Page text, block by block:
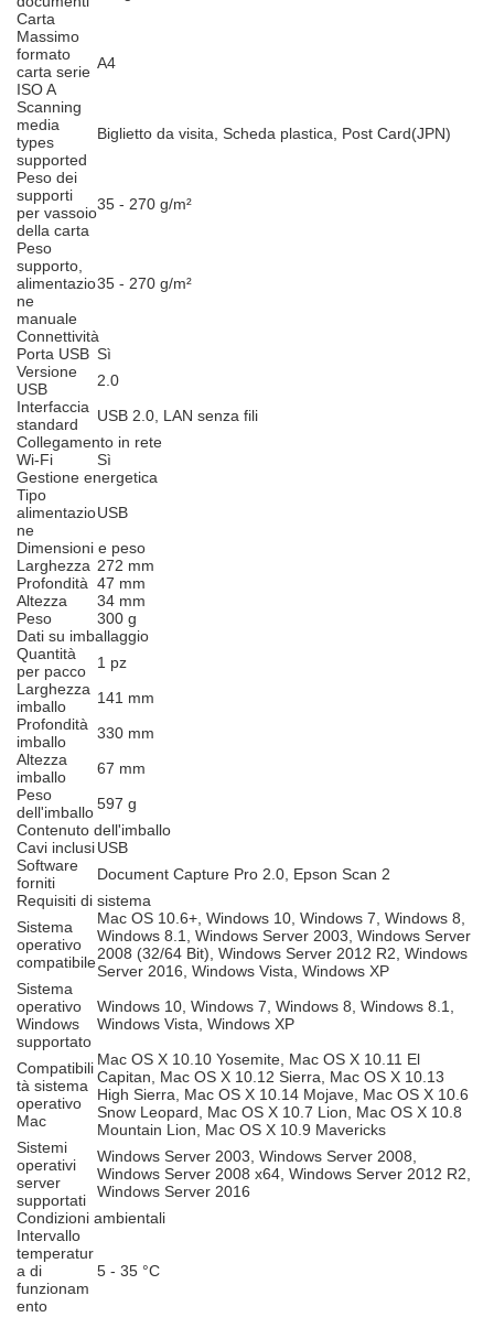
Carta
Massimo
formato
carta serie
ISO A
A4
Scanning
media
types
supported
Biglietto da visita, Scheda plastica, Post Card(JPN)
Peso dei
supporti
per vassoio
della carta
35 - 270 g/m²
Peso
supporto,
alimentazio
ne
manuale
35 - 270 g/m²
Connettività
Porta USB Sì
Versione
USB
2.0
Interfaccia
standard
USB 2.0, LAN senza fili
Collegamento in rete
Wi-Fi
Sì
Gestione energetica
Tipo
alimentazio
ne
USB
Dimensioni e peso
Larghezza 272 mm
Profondità 47 mm
Altezza
34 mm
Peso
300 g
Dati su imballaggio
Quantità
per pacco
1 pz
Larghezza
imballo
141 mm
Profondità
imballo
330 mm
Altezza
imballo
67 mm
Peso
dell'imballo597 g
Contenuto dell'imballo
Cavi inclusiUSB
Software
forniti
Document Capture Pro 2.0, Epson Scan 2
Requisiti di sistema
Sistema
operativo
compatibile
Mac OS 10.6+, Windows 10, Windows 7, Windows 8,
Windows 8.1, Windows Server 2003, Windows Server
2008 (32/64 Bit), Windows Server 2012 R2, Windows
Server 2016, Windows Vista, Windows XP
Sistema
operativo
Windows
supportato
Windows 10, Windows 7, Windows 8, Windows 8.1,
Windows Vista, Windows XP
Compatibili
tà sistema
operativo
Mac
Mac OS X 10.10 Yosemite, Mac OS X 10.11 El
Capitan, Mac OS X 10.12 Sierra, Mac OS X 10.13
High Sierra, Mac OS X 10.14 Mojave, Mac OS X 10.6
Snow Leopard, Mac OS X 10.7 Lion, Mac OS X 10.8
Mountain Lion, Mac OS X 10.9 Mavericks
Sistemi
operativi
server
supportati
Windows Server 2003, Windows Server 2008,
Windows Server 2008 x64, Windows Server 2012 R2,
Windows Server 2016
Condizioni ambientali
Intervallo
temperatur
a di
funzionam
ento
5 - 35 °C